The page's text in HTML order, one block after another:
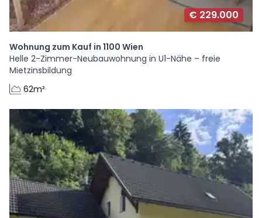
€ 229.000
Wohnung zum Kauf in 1100 Wien
Helle 2-Zimmer-Neubauwohnung in U1-Nähe – freie
Mietzinsbildung
62m²